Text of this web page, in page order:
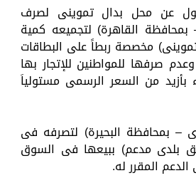
عن محل بدال تموينى لصرف
بمحافظة القاهرة) لتجميعه كمية
سكر تموينى) مخصصة ربطاً على البطاقات
صرفها للمواطنين للإتجار بها
من السعر الرسمى مستولياَ
– بمحافظة البحيرة) لتصرفه فى
طن دقيق بلدى مدعم) ببيعها فى السوق
المقرر له.